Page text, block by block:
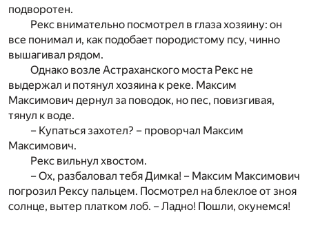
подворотен.
Рекс внимательно посмотрел в глаза хозяину: он
все понимал и, как подобает породистому псу, чинно
вышагивал рядом.
Однако возле Астраханского моста Рекс не
выдержал и потянул хозяина к реке. Максим
Максимович дернул за поводок, но пес, повизгивая,
тянул к воде.
– Купаться захотел? – проворчал Максим
Максимович.
Рекс вильнул хвостом.
– Ох, разбаловал тебя Димка! – Максим Максимович
погрозил Рексу пальцем. Посмотрел на блеклое от зноя
солнце, вытер платком лоб. – Ладно! Пошли, окунемся!